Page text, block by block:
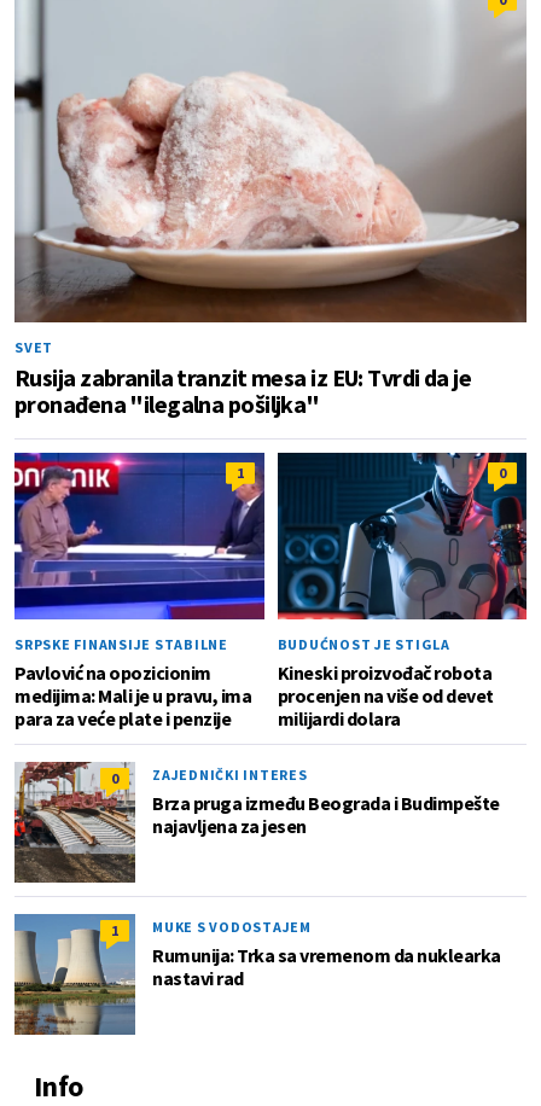
SVET
Rusija zabranila tranzit mesa iz EU: Tvrdi da je
pronađena "ilegalna pošiljka"
1
SRPSKE FINANSIJE STABILNE
Pavlović na opozicionim
medijima: Mali je u pravu, ima
para za veće plate i penzije
0
BUDUĆNOST JE STIGLA
Kineski proizvođač robota
procenjen na više od devet
milijardi dolara
0 ZAJEDNIČKI INTERES
Brza pruga između Beograda i Budimpešte
najavljena za jesen
1 MUKE S VODOSTAJEM
Rumunija: Trka sa vremenom da nuklearka
nastavi rad
Info